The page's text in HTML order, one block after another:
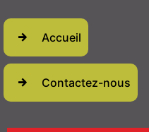
Accueil
Contactez-nous